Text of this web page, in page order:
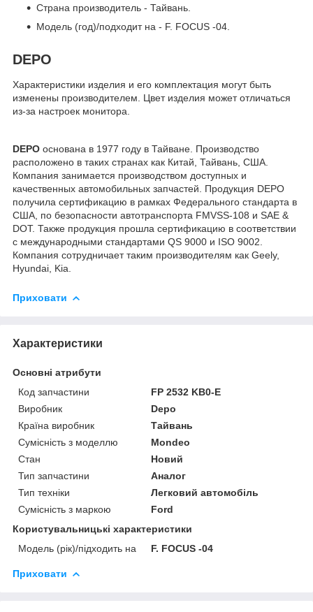
Страна производитель - Тайвань.
Модель (год)/подходит на - F. FOCUS -04.
DEPO
Характеристики изделия и его комплектация могут быть
изменены производителем. Цвет изделия может отличаться
из-за настроек монитора.
DEPO основана в 1977 году в Тайване. Производство
расположено в таких странах как Китай, Тайвань, США.
Компания занимается производством доступных и
качественных автомобильных запчастей. Продукция DEPO
получила сертификацию в рамках Федерального стандарта в
США, по безопасности автотранспорта FMVSS-108 и SAE &
DOT. Также продукция прошла сертификацию в соответствии
с международными стандартами QS 9000 и ISO 9002.
Компания сотрудничает таким производителям как Geely,
Hyundai, Kia.
Приховати
Характеристики
Основні атрибути
Код запчастини
FP 2532 KB0-E
Виробник
Depo
Країна виробник
Тайвань
Сумісність з моделлю
Mondeo
Стан
Новий
Тип запчастини
Аналог
Тип техніки
Легковий автомобіль
Сумісність з маркою
Ford
Користувальницькі характеристики
Модель (рік)/підходить на
F. FOCUS -04
Приховати